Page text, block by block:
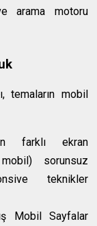
arama motoru
temaların mobil
farklı ekran
sorunsuz
teknikler
Mobil Sayfalar